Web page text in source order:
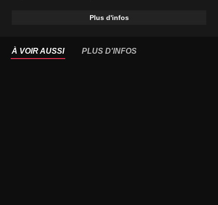
Plus d'infos
À VOIR AUSSI PLUS D'INFOS